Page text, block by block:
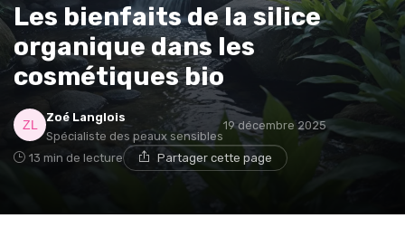
Les bienfaits de la silice
organique dans les
cosmétiques bio
Zoé Langlois
Spécialiste des peaux sensibles
19 décembre 2025
13 min de lecture Partager cette page